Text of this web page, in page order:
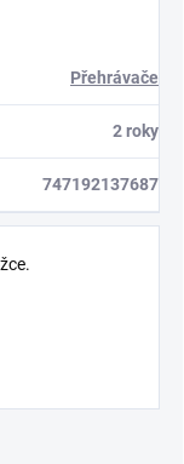
Přehrávače
2 roky
747192137687